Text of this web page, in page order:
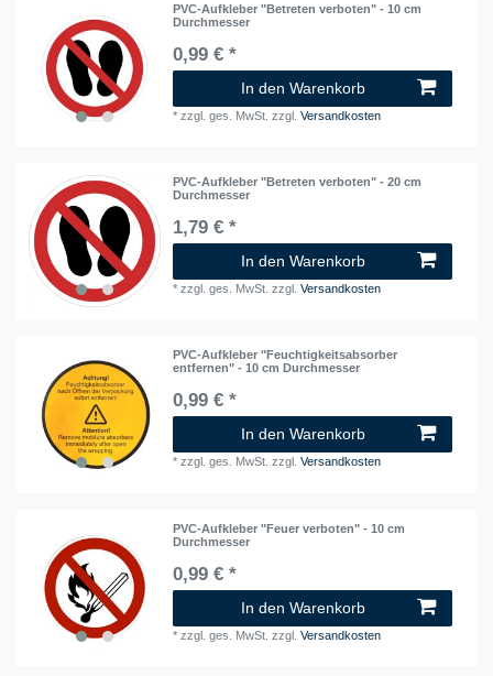
PVC-Aufkleber "Betreten verboten" - 10 cm
Durchmesser
0,99 € *
In den Warenkorb
*zzgl. ges. MwSt. zzgl.Versandkosten
PVC-Aufkleber "Betreten verboten" - 20 cm
Durchmesser
1,79 € *
In den Warenkorb
*zzgl. ges. MwSt. zzgl.Versandkosten
PVC-Aufkleber "Feuchtigkeitsabsorber
entfernen" - 10 cm Durchmesser
0,99 € *
In den Warenkorb
*zzgl. ges. MwSt. zzgl.Versandkosten
PVC-Aufkleber "Feuer verboten" - 10 cm
Durchmesser
0,99 € *
In den Warenkorb
*zzgl. ges. MwSt. zzgl.Versandkosten